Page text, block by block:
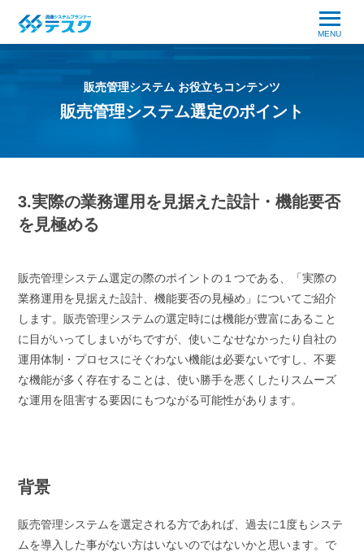
MENU
販売管理システム お役立ちコンテンツ
販売管理システム選定のポイント
3.実際の業務運用を見据えた設計・機能要否
を見極める
販売管理システム選定の際のポイントの１つである、「実際の
業務運用を見据えた設計、機能要否の見極め」についてご紹介
します。販売管理システムの選定時には機能が豊富にあること
に目がいってしまいがちですが、使いこなせなかったり自社の
運用体制・プロセスにそぐわない機能は必要ないですし、不要
な機能が多く存在することは、使い勝手を悪くしたりスムーズ
な運用を阻害する要因にもつながる可能性があります。
背景
販売管理システムを選定される方であれば、過去に1度もシステ
ムを導入した事がない方はいないのではないかと思います。で